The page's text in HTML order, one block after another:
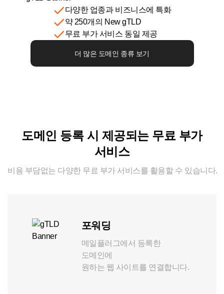
다양한 업종과 비즈니스에 특화
약 250개의 New gTLD
무료 부가 서비스 동일 제공
더 많은 도메인 종류 보기
도메인 등록 시 제공되는 무료 부가
서비스
비용 부담없는 다양한 무료 부가 서비스를 활용할 수 있습니다.
포워딩
메일플러그에서 등록한
도메인에
원하는 웹 사이트를 연결합니다.